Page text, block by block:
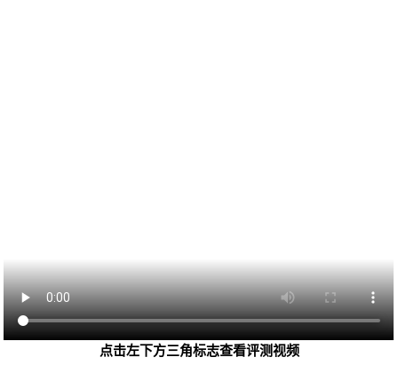
点击左下方三角标志查看评测视频